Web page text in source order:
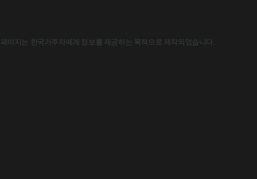
이지는 한국거주자에게 정보를 제공하는 목적으로 제작되었습니다.